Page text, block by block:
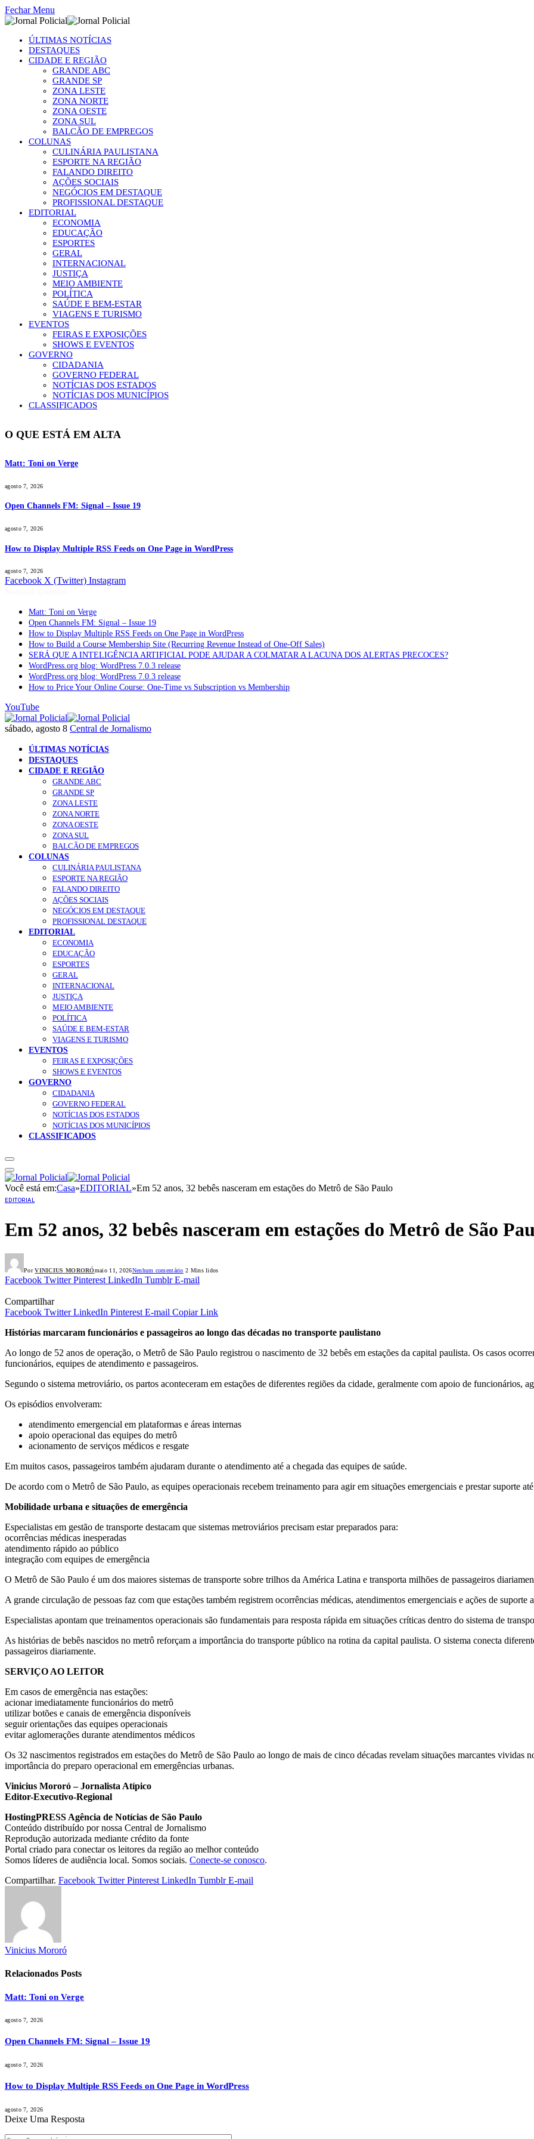
Fechar Menu
ÚLTIMAS NOTÍCIAS
DESTAQUES
CIDADE E REGIÃO
GRANDE ABC
GRANDE SP
ZONA LESTE
ZONA NORTE
ZONA OESTE
ZONA SUL
BALCÃO DE EMPREGOS
COLUNAS
CULINÁRIA PAULISTANA
ESPORTE NA REGIÃO
FALANDO DIREITO
AÇÕES SOCIAIS
NEGÓCIOS EM DESTAQUE
PROFISSIONAL DESTAQUE
EDITORIAL
ECONOMIA
EDUCAÇÃO
ESPORTES
GERAL
INTERNACIONAL
JUSTIÇA
MEIO AMBIENTE
POLÍTICA
SAÚDE E BEM-ESTAR
VIAGENS E TURISMO
EVENTOS
FEIRAS E EXPOSIÇÕES
SHOWS E EVENTOS
GOVERNO
CIDADANIA
GOVERNO FEDERAL
NOTÍCIAS DOS ESTADOS
NOTÍCIAS DOS MUNICÍPIOS
CLASSIFICADOS
O QUE ESTÁ EM ALTA
Matt: Toni on Verge
agosto 7, 2026
Open Channels FM: Signal – Issue 19
agosto 7, 2026
How to Display Multiple RSS Feeds on One Page in WordPress
agosto 7, 2026
Facebook X (Twitter) Instagram
Matt: Toni on Verge
Open Channels FM: Signal – Issue 19
How to Display Multiple RSS Feeds on One Page in WordPress
How to Build a Course Membership Site (Recurring Revenue Instead of One-Off Sales)
SERÁ QUE A INTELIGÊNCIA ARTIFICIAL PODE AJUDAR A COLMATAR A LACUNA DOS ALERTAS PRECOCES?
WordPress.org blog: WordPress 7.0.3 release
WordPress.org blog: WordPress 7.0.3 release
How to Price Your Online Course: One-Time vs Subscription vs Membership
YouTube
sábado, agosto 8 Central de Jornalismo
ÚLTIMAS NOTÍCIAS
DESTAQUES
CIDADE E REGIÃO
GRANDE ABC
GRANDE SP
ZONA LESTE
ZONA NORTE
ZONA OESTE
ZONA SUL
BALCÃO DE EMPREGOS
COLUNAS
CULINÁRIA PAULISTANA
ESPORTE NA REGIÃO
FALANDO DIREITO
AÇÕES SOCIAIS
NEGÓCIOS EM DESTAQUE
PROFISSIONAL DESTAQUE
EDITORIAL
ECONOMIA
EDUCAÇÃO
ESPORTES
GERAL
INTERNACIONAL
JUSTIÇA
MEIO AMBIENTE
POLÍTICA
SAÚDE E BEM-ESTAR
VIAGENS E TURISMO
EVENTOS
FEIRAS E EXPOSIÇÕES
SHOWS E EVENTOS
GOVERNO
CIDADANIA
GOVERNO FEDERAL
NOTÍCIAS DOS ESTADOS
NOTÍCIAS DOS MUNICÍPIOS
CLASSIFICADOS
Você está em:Casa»EDITORIAL»Em 52 anos, 32 bebês nasceram em estações do Metrô de São Paulo
EDITORIAL
Em 52 anos, 32 bebês nasceram em estações do Metrô de São
Por VINICIUS MORORÓmaio 11, 2026Nenhum comentário 2 Mins lidos
Facebook Twitter Pinterest LinkedIn Tumblr E-mail
Compartilhar
Facebook Twitter LinkedIn Pinterest E-mail Copiar Link
Histórias marcaram funcionários e passageiros ao longo das décadas no transporte paulistano
Ao longo de 52 anos de operação, o Metrô de São Paulo registrou o nascimento de 32 bebês em estações da capital paulista. Os casos
funcionários, equipes de atendimento e passageiros.
Segundo o sistema metroviário, os partos aconteceram em estações de diferentes regiões da cidade, geralmente com apoio de funcionários,
Os episódios envolveram:
atendimento emergencial em plataformas e áreas internas
apoio operacional das equipes do metrô
acionamento de serviços médicos e resgate
Em muitos casos, passageiros também ajudaram durante o atendimento até a chegada das equipes de saúde.
De acordo com o Metrô de São Paulo, as equipes operacionais recebem treinamento para agir em situações emergenciais e prestar suporte
Mobilidade urbana e situações de emergência
Especialistas em gestão de transporte destacam que sistemas metroviários precisam estar preparados para:
ocorrências médicas inesperadas
atendimento rápido ao público
integração com equipes de emergência
O Metrô de São Paulo é um dos maiores sistemas de transporte sobre trilhos da América Latina e transporta milhões de passageiros
A grande circulação de pessoas faz com que estações também registrem ocorrências médicas, atendimentos emergenciais e ações de suporte
Especialistas apontam que treinamentos operacionais são fundamentais para resposta rápida em situações críticas dentro do sistema de
As histórias de bebês nascidos no metrô reforçam a importância do transporte público na rotina da capital paulista. O sistema conecta
passageiros diariamente.
SERVIÇO AO LEITOR
Em casos de emergência nas estações:
acionar imediatamente funcionários do metrô
utilizar botões e canais de emergência disponíveis
seguir orientações das equipes operacionais
evitar aglomerações durante atendimentos médicos
Os 32 nascimentos registrados em estações do Metrô de São Paulo ao longo de mais de cinco décadas revelam situações marcantes vividas
importância do preparo operacional em emergências urbanas.
Vinicius Mororó – Jornalista Atípico
Editor-Executivo-Regional
HostingPRESS Agência de Notícias de São Paulo
Conteúdo distribuído por nossa Central de Jornalismo
Reprodução autorizada mediante crédito da fonte
Portal criado para conectar os leitores da região ao melhor conteúdo
Somos líderes de audiência local. Somos sociais. Conecte-se conosco.
Compartilhar. Facebook Twitter Pinterest LinkedIn Tumblr E-mail
Vinicius Mororó
Relacionados Posts
Matt: Toni on Verge
agosto 7, 2026
Open Channels FM: Signal – Issue 19
agosto 7, 2026
How to Display Multiple RSS Feeds on One Page in WordPress
agosto 7, 2026
Deixe Uma Resposta